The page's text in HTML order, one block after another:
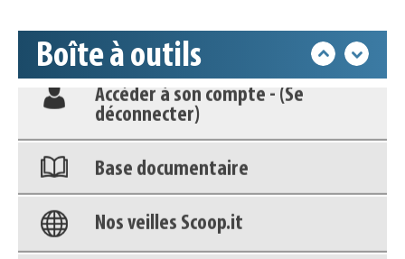
Boîte à outils
Accéder à son compte - (Se
déconnecter)
Base documentaire
Nos veilles Scoop.it
Appels à projets